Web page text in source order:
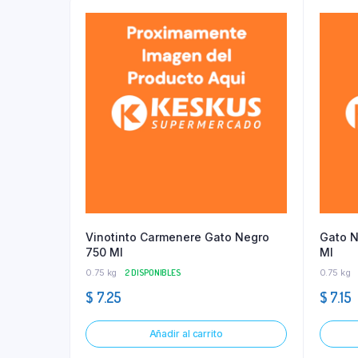
Vinotinto Carmenere Gato Negro
750 Ml
0.75 kg 2 DISPONIBLES
$ 7.25
Añadir al carrito
Gato
Ml
0.75 kg
$ 7.15